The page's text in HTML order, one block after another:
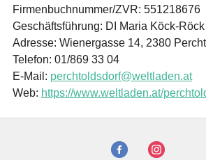
Firmenbuchnummer/ZVR: 551218676
Geschäftsführung: DI Maria Köck-Röck
Adresse: Wienergasse 14, 2380
Telefon: 01/869 33 04
E-Mail: perchtoldsdorf@weltladen.at
Web: https://www.weltladen.at/